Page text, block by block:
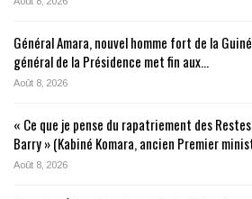
Général Amara, nouvel homme fort de la
général de la Présidence met fin aux…
Août 8, 2026
« Ce que je pense du rapatriement des Restes
Barry » (Kabiné Komara, ancien Premier
Août 8, 2026